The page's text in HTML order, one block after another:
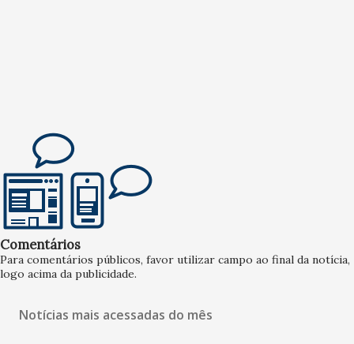
Comentários
Para comentários públicos, favor utilizar campo ao final da notícia,
logo acima da publicidade.
Notícias mais acessadas do mês